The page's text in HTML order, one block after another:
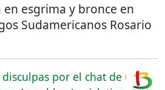
esgrima y bronce en
Sudamericanos Rosario